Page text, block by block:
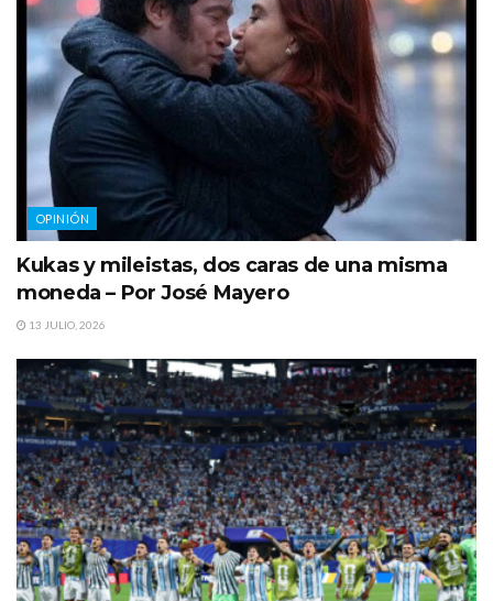
OPINIÓN
Kukas y mileistas, dos caras de una misma
moneda – Por José Mayero
13 JULIO, 2026